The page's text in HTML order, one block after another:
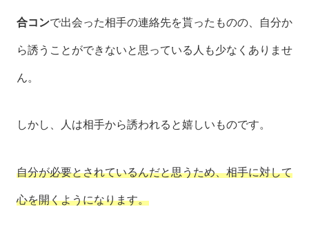
合コンで出会った相手の連絡先を貰ったものの、自分か
ら誘うことができないと思っている人も少なくありませ
ん。
しかし、人は相手から誘われると嬉しいものです。
自分が必要とされているんだと思うため、相手に対して
心を開くようになります。